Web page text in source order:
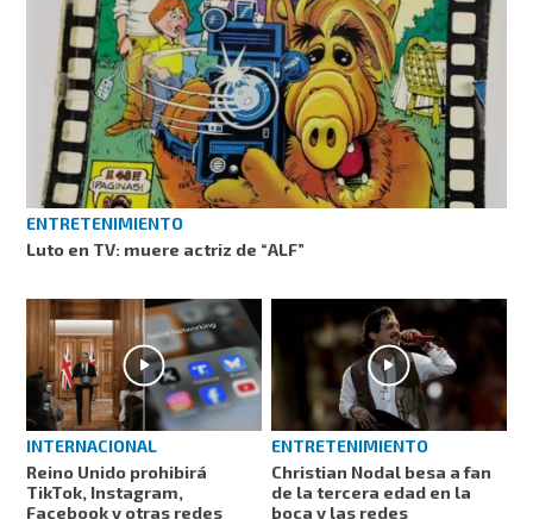
ENTRETENIMIENTO
Luto en TV: muere actriz de “ALF”
INTERNACIONAL
Reino Unido prohibirá
TikTok, Instagram,
Facebook y otras redes
ENTRETENIMIENTO
Christian Nodal besa a fan
de la tercera edad en la
boca y las redes